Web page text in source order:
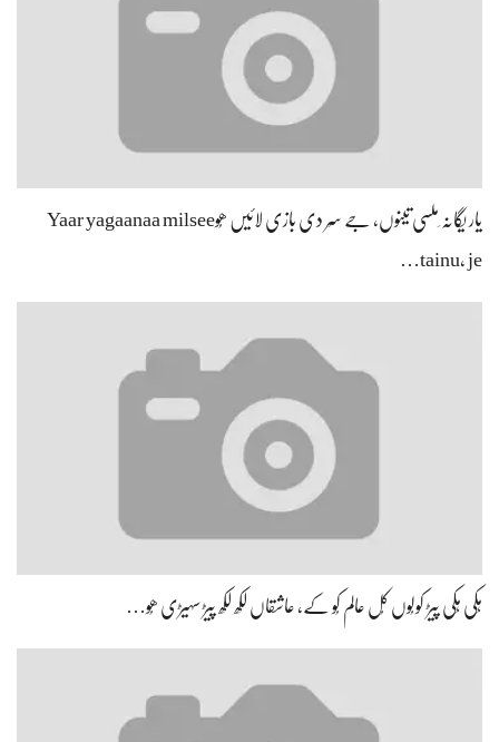
یار یگانہ ِملسی تینوں، جے سِر دی بازی لائیں ھُوYaar yagaanaa milsee
tainu, je…
ہِکی ہِکی پیڑ کولُوں کُل عالم کُو کے، عاشقاں لکھ لکھ پیڑ سہیڑی ھُو…